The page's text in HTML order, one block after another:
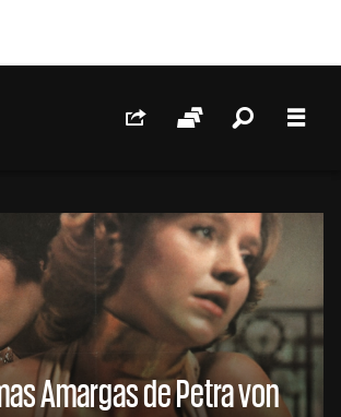
Redes Sociais
Sessões
Amargas de Petra von